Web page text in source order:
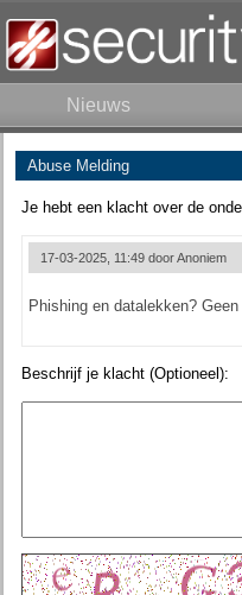
Nieuws
Abuse Melding
Je hebt een klacht over de
17-03-2025, 11:49 doorAnoniem
Phishing en datalekken?
Beschrijf je klacht (Optioneel):